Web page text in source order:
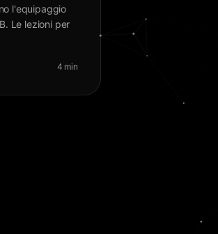
l'equipaggio
Le lezioni per
4 min